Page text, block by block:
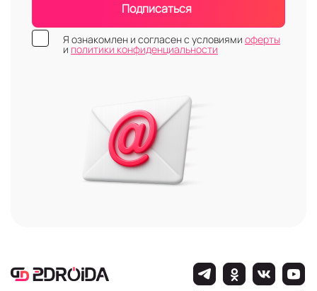
Подписаться
Я ознакомлен и согласен с условиями оферты
и политики конфиденциальности